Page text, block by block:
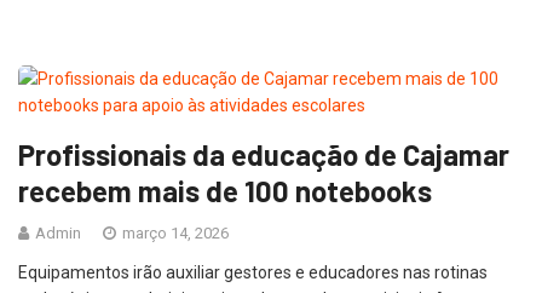
Profissionais da educação de Cajamar
recebem mais de 100 notebooks
Admin março 14, 2026
Equipamentos irão auxiliar gestores e educadores nas rotinas